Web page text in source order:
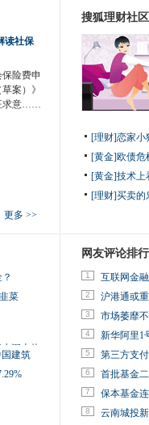
读社保
险费申
案）》
求意……
更多 >>
搜狐理财社
[理财]恋家小
[黄金]欧债危
[黄金]技术上
[理财]买卖的
菜
深火热
建筑
网友评论排行
1 互联网金
2 沪港通或
3 市场萎靡
4 新华阿里1
5 第三方支
6 首批基金
7 保本基金
8 云南城投